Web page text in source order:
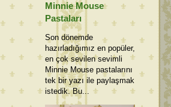
Minnie Mouse
Pastaları
Son dönemde
hazırladığımız en popüler,
en çok sevilen sevimli
Minnie Mouse pastalarını
tek bir yazı ile paylaşmak
istedik. Bu...